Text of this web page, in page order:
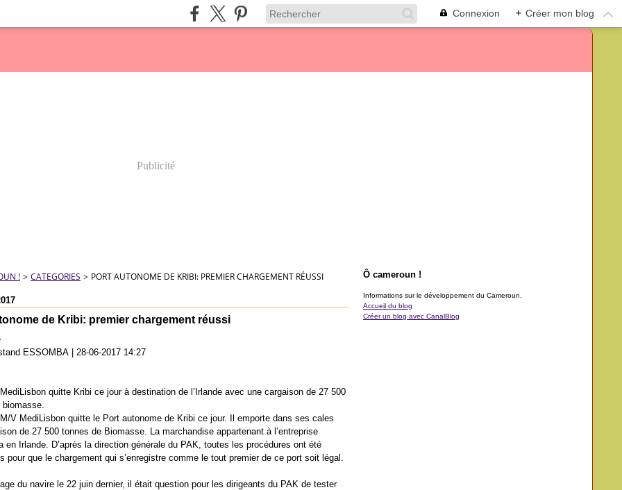
Connexion + Créer mon blog
Publicité
! > CATEGORIES > PORT AUTONOME DE KRIBI: PREMIER CHARGEMENT RÉUSSI
de Kribi: premier chargement réussi
ESSOMBA
28-06-2017 14:27
quitte Kribi ce jour à destination de l’Irlande avec une cargaison de 27 500
biomasse.
V MediLisbon quitte le Port autonome de Kribi ce jour. Il emporte dans ses cales
de 27 500 tonnes de Biomasse. La marchandise appartenant à l’entreprise
en Irlande. D’après la direction générale du PAK, toutes les procédures ont été
pour que le chargement qui s’enregistre comme le tout premier de ce port soit légal.
du navire le 22 juin dernier, il était question pour les dirigeants du PAK de tester
Ô cameroun !
Informations sur le développement du Cameroun.
Accueil du blog
Créer un blog avec CanalBlog